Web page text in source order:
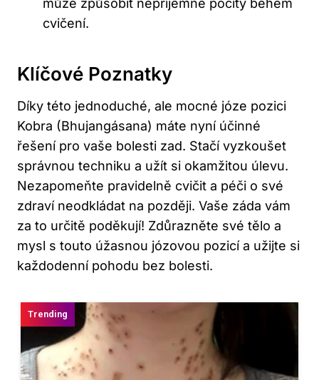
cvičení.
Klíčové Poznatky
Díky této jednoduché, ale mocné józe pozici
Kobra (Bhujangásana) máte nyní účinné
řešení pro vaše bolesti zad. Stačí vyzkoušet
správnou techniku a užít si okamžitou úlevu.
Nezapomeňte pravidelně cvičit a péči o své
zdraví neodkládat na později. Vaše záda vám
za to určitě poděkují! Zdůrazněte své tělo a
mysl s touto úžasnou józovou pozicí a užijte si
každodenní pohodu bez bolesti.